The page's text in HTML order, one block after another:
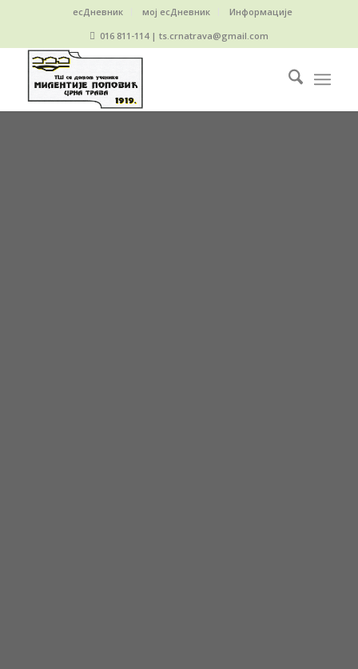
есДневник мој есДневник
Информације
016 811-114 | ts.crnatrava@gmail.com